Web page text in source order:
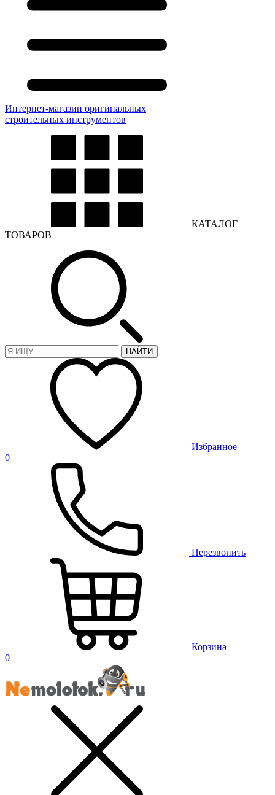
Интернет-магазин оригинальных
строительных инструментов
КАТАЛОГ
ТОВАРОВ
НАЙТИ
Избранное
0
Перезвонить
Корзина
0